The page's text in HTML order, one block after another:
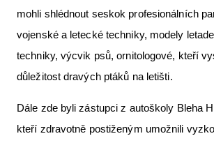
mohli shlédnout seskok profesionálních
vojenské a letecké techniky, modely
techniky, výcvik psů, ornitologové, kteří
důležitost dravých ptáků na letišti.
Dále zde byli zástupci z autoškoly Bleha
kteří zdravotně postiženým umožnili